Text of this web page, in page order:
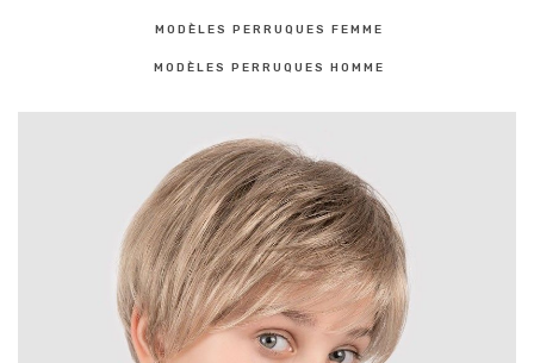
MODÈLES PERRUQUES FEMME
MODÈLES PERRUQUES HOMME